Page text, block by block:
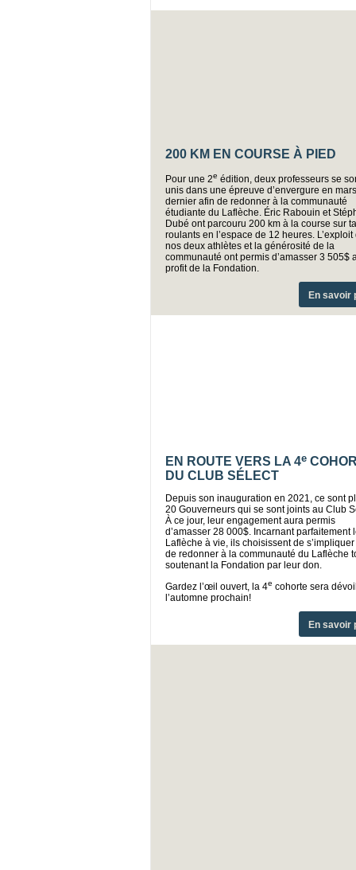
200 KM EN COURSE À PIED
Pour une 2e édition, deux professeurs se
unis dans une épreuve d’envergure en mars
dernier afin de redonner à la communauté
étudiante du Laflèche. Éric Rabouin et
Dubé ont parcouru 200 km à la course sur
roulants en l’espace de 12 heures. L’exploit
nos deux athlètes et la générosité de la
communauté ont permis d’amasser 3 505$
profit de la Fondation.
En savoir
EN ROUTE VERS LA 4e
DU CLUB SÉLECT
Depuis son inauguration en 2021, ce sont
20 Gouverneurs qui se sont joints au Club
À ce jour, leur engagement aura permis
d’amasser 28 000$. Incarnant parfaitement
Laflèche à vie, ils choisissent de
de redonner à la communauté du Laflèche
soutenant la Fondation par leur don.
Gardez l’œil ouvert, la 4e cohorte sera
l’automne prochain!
En savoir